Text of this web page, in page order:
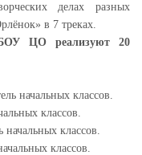
делах разных
в 7 треках.
ЦО реализуют 20
начальных классов.
классов.
начальных классов.
классов.